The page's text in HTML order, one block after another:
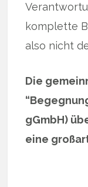
komplette
also nicht
Die
gGmbH)
eine